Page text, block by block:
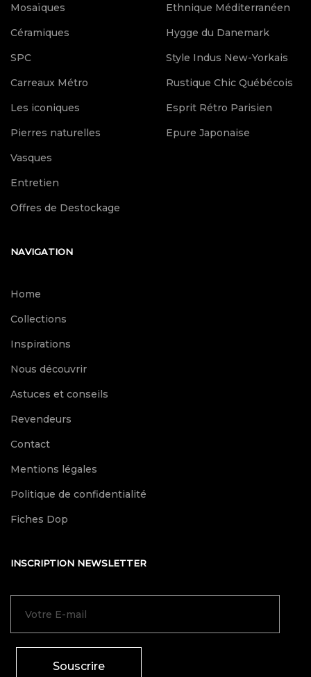
Mosaïques
Céramiques
SPC
Carreaux Métro
Les iconiques
Pierres naturelles
Vasques
Entretien
Offres de Destockage
Ethnique Méditerranéen
Hygge du Danemark
Style Indus New-Yorkais
Rustique Chic Québécois
Esprit Rétro Parisien
Epure Japonaise
NAVIGATION
Home
Collections
Inspirations
Nous découvrir
Astuces et conseils
Revendeurs
Contact
Mentions légales
Politique de confidentialité
Fiches Dop
INSCRIPTION NEWSLETTER
Souscrire